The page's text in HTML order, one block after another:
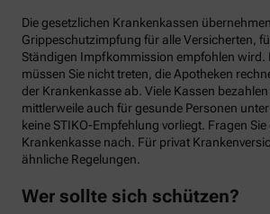
Die gesetzlichen Krankenkassen
Grippeschutzimpfung für alle Versicherten,
Ständigen Impfkommission empfohlen wird.
müssen Sie nicht treten, die Apotheken
der Krankenkasse ab. Viele Kassen
mittlerweile auch für gesunde Personen
keine STIKO-Empfehlung vorliegt. Fragen
Krankenkasse nach. Für privat
ähnliche Regelungen.
Wer sollte sich schützen?